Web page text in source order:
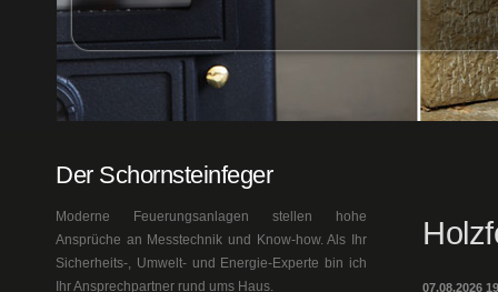
07.08.2026
Der Schornsteinfeger
Moderne Feuerungsanlagen stellen hohe
Ansprüche an Messtechnik und Know-how. Als Ihr
Sicherheits-, Umwelt- und Energie-Experte bin ich
Ihr Ansprechpartner rund ums Haus.